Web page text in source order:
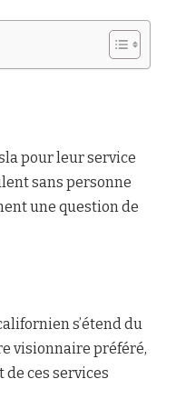
pour leur service
sans personne
une question de
s’étend du
visionnaire préféré,
ces services